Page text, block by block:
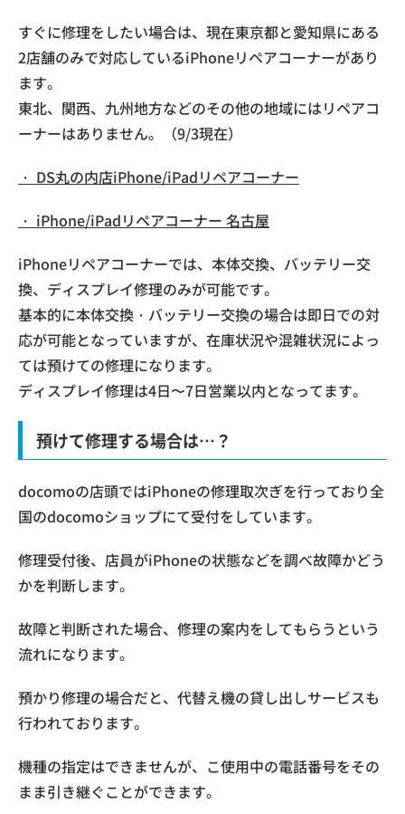
すぐに修理をしたい場合は、現在東京都と愛知県にある
2店舗のみで対応しているiPhoneリペアコーナーがあり
ます。
東北、関西、九州地方などのその他の地域にはリペアコ
ーナーはありません。（9/3現在）
・ DS丸の内店iPhone/iPadリペアコーナー
・ iPhone/iPadリペアコーナー 名古屋
iPhoneリペアコーナーでは、本体交換、バッテリー交
換、ディスプレイ修理のみが可能です。
基本的に本体交換・バッテリー交換の場合は即日での対
応が可能となっていますが、在庫状況や混雑状況によっ
ては預けての修理になります。
ディスプレイ修理は4日〜7日営業以内となってます。
預けて修理する場合は…？
docomoの店頭ではiPhoneの修理取次ぎを行っており全
国のdocomoショップにて受付をしています。
修理受付後、店員がiPhoneの状態などを調べ故障かどう
かを判断します。
故障と判断された場合、修理の案内をしてもらうという
流れになります。
預かり修理の場合だと、代替え機の貸し出しサービスも
行われております。
機種の指定はできませんが、こ使用中の電話番号をその
まま引き継ぐことができます。